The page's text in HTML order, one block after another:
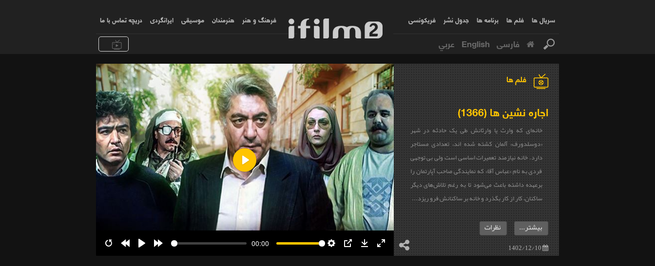
سریال ها فلم ها برنامه ها جدول نشر فریکونسی فرهنگ و هنر هنرمندان موسیقی ایرانگردی دریچه تماس با ما
فارسی English عربي
فلم ها
اجاره نشین ها (1366)
خانه‌ای که وارث یا وارثانش طی یک حادثه در شهر
«دوسلدورف» آلمان کشته شده اند، تعدادی مستاجر
دارد. خانه نیازمند تعمیرات اساسی است ولی بی توجهی
فردی به نام «عباس آقا» که نمایندگی صاحب آپارتمان را
برعهده داشته باعث می‌شود تا به رغم تلاش‌های دیگر
ساکنان، کار از کار بگذرد و خانه بر ساکنانش فرو ریزد...
1402/12/10
بیشتر... نظرات
00:00
Download
Enter
fullscreen
Play